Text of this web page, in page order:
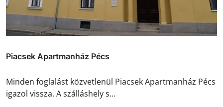
Piacsek Apartmanház Pécs
Minden foglalást közvetlenül Piacsek Apartmanház Pécs
igazol vissza. A szálláshely s...